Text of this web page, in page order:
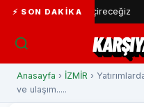
⚡ SON DAKIKA
geçireceğiz
Anasayfa › İZMİR ›
ve ulaşım.....